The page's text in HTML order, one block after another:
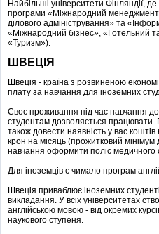
Найбільші університети Фінляндії,
програми «Міжнародний
ділового адміністрування» та
«Міжнародний бізнес», «Готельний
«Туризм»).
ШВЕЦІЯ
Швеція - країна з розвиненою
плату за навчання для іноземних
Своє проживання під час навчання
студентам дозволяється
також довести наявність у вас
крон на місяць (прожитковий
навчання оформити поліс медичного
Для іноземців є чимало програм
Швеція приваблює іноземних
викладання. У всіх університетах
англійською мовою - від окремих
наукового ступеня.